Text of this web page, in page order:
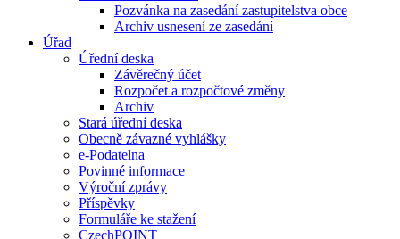
Pozvánka na zasedání zastupitelstva obce
Archiv usnesení ze zasedání
Úřad
Úřední deska
Závěrečný účet
Rozpočet a rozpočtové změny
Archiv
Stará úřední deska
Obecně závazné vyhlášky
e-Podatelna
Povinné informace
Výroční zprávy
Příspěvky
Formuláře ke stažení
CzechPOINT